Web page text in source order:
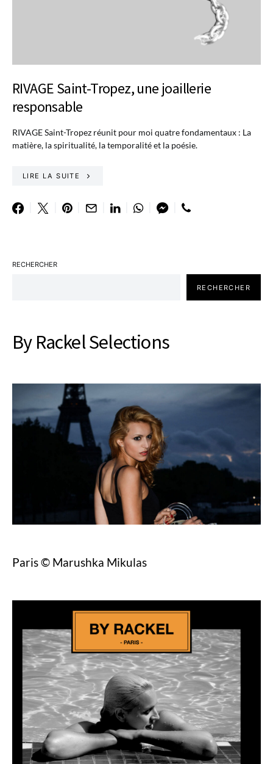
RIVAGE Saint-Tropez, une joaillerie
responsable
RIVAGE Saint-Tropez réunit pour moi quatre fondamentaux : La
matière, la spiritualité, la temporalité et la poésie.
LIRE LA SUITE
RECHERCHER
RECHERCHER
By Rackel Selections
Paris © Marushka Mikulas